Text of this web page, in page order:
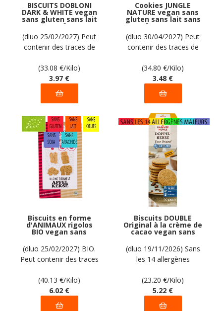
BISCUITS DOBLONI
DARK & WHITE vegan
sans gluten sans lait
sans oeufs sans
coque sans arachide
PIACERI
MEDITERRANEI : 120g
(dluo 25/02/2027) Peut
contenir des traces de
déclarées par le
fabricant
(33.08 €/Kilo)
3.97 €
Cookies JUNGLE
NATURE vegan sans
gluten sans lait sans
oeufs sans coque
sans arachide
Santiveri Noglut :
100g
(dluo 30/04/2027) Peut
contenir des traces de
déclarées par le
fabricant
(34.80 €/Kilo)
3.48 €
Biscuits en forme
d'ANIMAUX rigolos
BIO vegan sans
gluten sans lait sans
oeufs sans soja sans
arachide Werz : 150
grammes
(dluo 25/02/2027) BIO.
Peut contenir des traces
d'autres traces
déclarées par le
fabricant.
(40.13 €/Kilo)
6.02 €
Biscuits DOUBLE
Original à la crème de
cacao vegan sans
allergènes
Hammermülhe : 225
grammes
(dluo 19/11/2026) Sans
les 14 allergènes
(23.20 €/Kilo)
5.22 €